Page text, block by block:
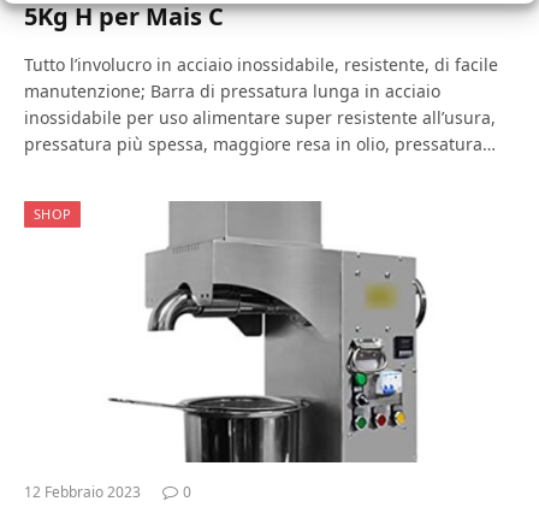
5Kg H per Mais C
Tutto l’involucro in acciaio inossidabile, resistente, di facile
manutenzione; Barra di pressatura lunga in acciaio
inossidabile per uso alimentare super resistente all’usura,
pressatura più spessa, maggiore resa in olio, pressatura…
SHOP
12 Febbraio 2023 0